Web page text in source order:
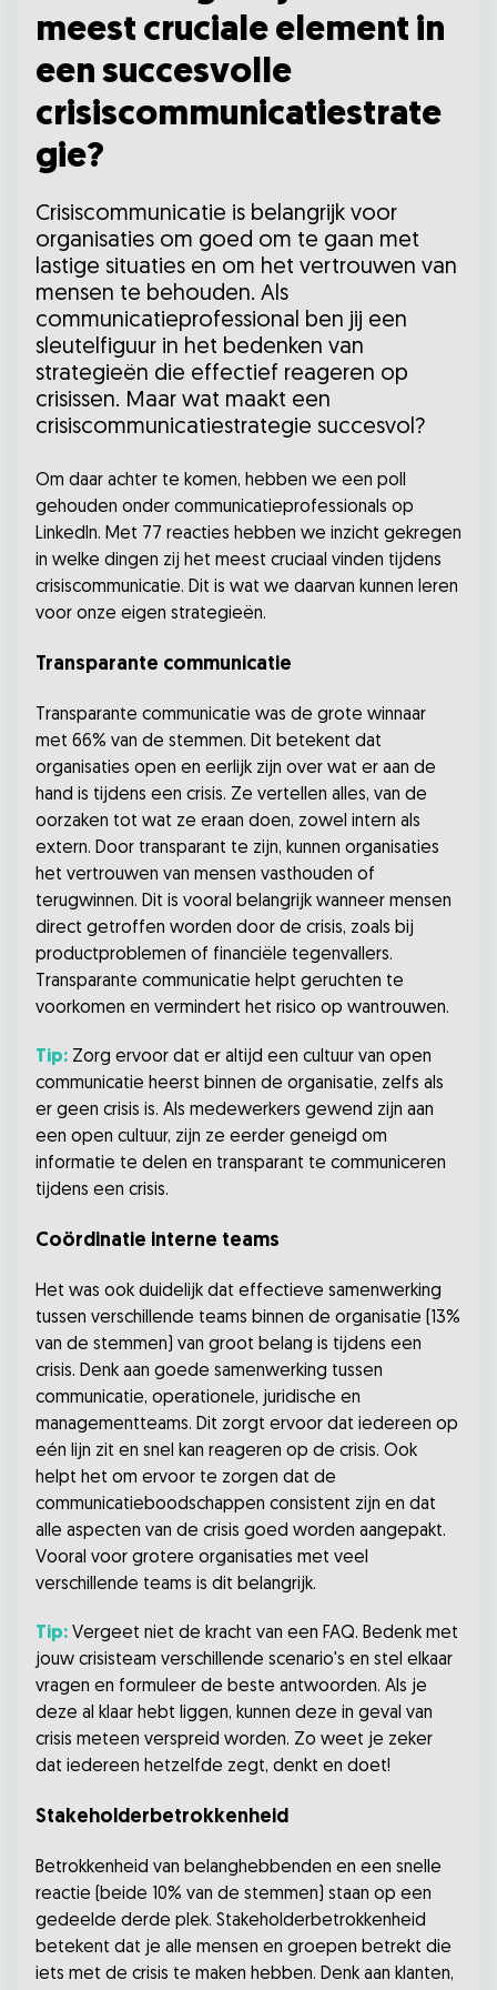
meest cruciale element in
een succesvolle
crisiscommunicatiestrate
gie?
Crisiscommunicatie is belangrijk voor
organisaties om goed om te gaan met
lastige situaties en om het vertrouwen van
mensen te behouden. Als
communicatieprofessional ben jij een
sleutelfiguur in het bedenken van
strategieën die effectief reageren op
crisissen. Maar wat maakt een
crisiscommunicatiestrategie succesvol?
Om daar achter te komen, hebben we een poll
gehouden onder communicatieprofessionals op
LinkedIn. Met 77 reacties hebben we inzicht gekregen
in welke dingen zij het meest cruciaal vinden tijdens
crisiscommunicatie. Dit is wat we daarvan kunnen leren
voor onze eigen strategieën.
Transparante communicatie
Transparante communicatie was de grote winnaar
met 66% van de stemmen. Dit betekent dat
organisaties open en eerlijk zijn over wat er aan de
hand is tijdens een crisis. Ze vertellen alles, van de
oorzaken tot wat ze eraan doen, zowel intern als
extern. Door transparant te zijn, kunnen organisaties
het vertrouwen van mensen vasthouden of
terugwinnen. Dit is vooral belangrijk wanneer mensen
direct getroffen worden door de crisis, zoals bij
productproblemen of financiële tegenvallers.
Transparante communicatie helpt geruchten te
voorkomen en vermindert het risico op wantrouwen.
Tip: Zorg ervoor dat er altijd een cultuur van open
communicatie heerst binnen de organisatie, zelfs als
er geen crisis is. Als medewerkers gewend zijn aan
een open cultuur, zijn ze eerder geneigd om
informatie te delen en transparant te communiceren
tijdens een crisis.
Coördinatie interne teams
Het was ook duidelijk dat effectieve samenwerking
tussen verschillende teams binnen de organisatie (13%
van de stemmen) van groot belang is tijdens een
crisis. Denk aan goede samenwerking tussen
communicatie, operationele, juridische en
managementteams. Dit zorgt ervoor dat iedereen op
eén lijn zit en snel kan reageren op de crisis. Ook
helpt het om ervoor te zorgen dat de
communicatieboodschappen consistent zijn en dat
alle aspecten van de crisis goed worden aangepakt.
Vooral voor grotere organisaties met veel
verschillende teams is dit belangrijk.
Tip: Vergeet niet de kracht van een FAQ. Bedenk met
jouw crisisteam verschillende scenario's en stel elkaar
vragen en formuleer de beste antwoorden. Als je
deze al klaar hebt liggen, kunnen deze in geval van
crisis meteen verspreid worden. Zo weet je zeker
dat iedereen hetzelfde zegt, denkt en doet!
Stakeholderbetrokkenheid
Betrokkenheid van belanghebbenden en een snelle
reactie (beide 10% van de stemmen) staan op een
gedeelde derde plek. Stakeholderbetrokkenheid
betekent dat je alle mensen en groepen betrekt die
iets met de crisis te maken hebben. Denk aan klanten,